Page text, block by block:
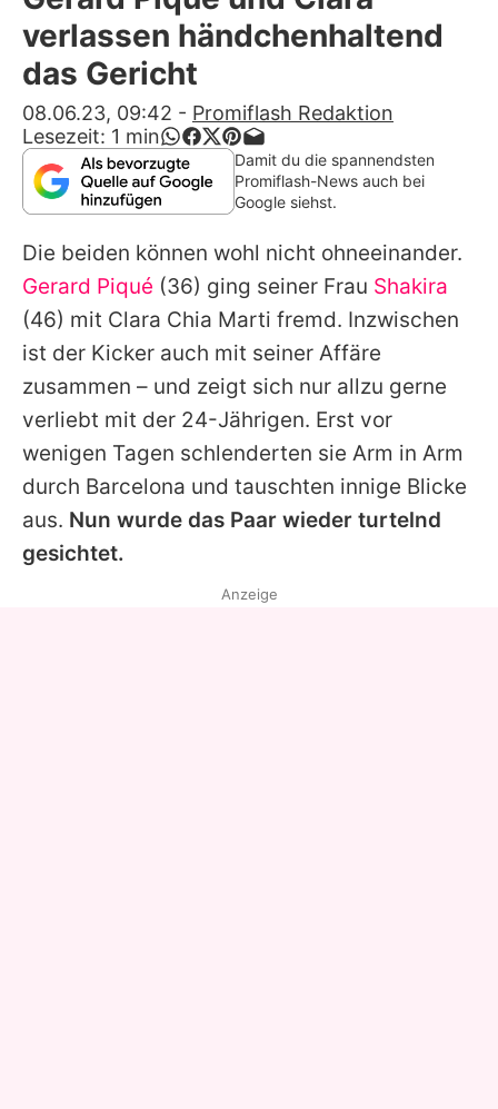
Alle Themen auf Promiflash
App runterladen
Team
Redaktionelle Richtlinien
Impressum
Datenschutzerklärung
Nutzungsbedingungen
Utiq verwalten
verlassen händchenhaltend
das Gericht
08.06.23, 09:42 - Promiflash Redaktion
Lesezeit: 1 min
Damit du die spannendsten
Promiflash-News auch bei
Google siehst.
Die beiden können wohl nicht ohneeinander.
Gerard Piqué (36) ging seiner Frau Shakira
(46) mit Clara Chia Marti fremd. Inzwischen
ist der Kicker auch mit seiner Affäre
zusammen – und zeigt sich nur allzu gerne
verliebt mit der 24-Jährigen. Erst vor
wenigen Tagen schlenderten sie Arm in Arm
durch Barcelona und tauschten innige Blicke
aus. Nun wurde das Paar wieder turtelnd
gesichtet.
Anzeige